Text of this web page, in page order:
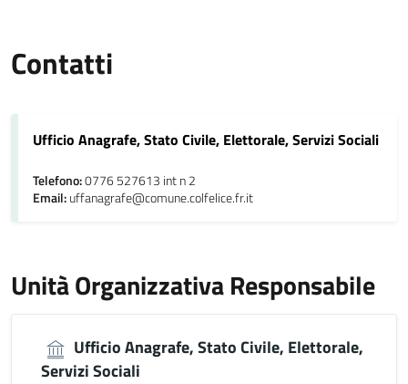
Contatti
Ufficio Anagrafe, Stato Civile, Elettorale, Servizi Sociali
Telefono:0776 527613 int n 2
Email:uffanagrafe@comune.colfelice.fr.it
Unità Organizzativa Responsabile
Ufficio Anagrafe, Stato Civile, Elettorale,
Servizi Sociali